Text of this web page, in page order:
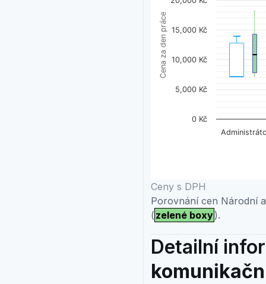
The chart has 1 X axis
The chart has 1 Y axis
Cena za den práce
0 Kč
5,000 Kč
10,000 Kč
15,000 Kč
End of interactive chart.
Ceny s DPH
Porovnání cen Národní
( zelené boxy).
Detailní